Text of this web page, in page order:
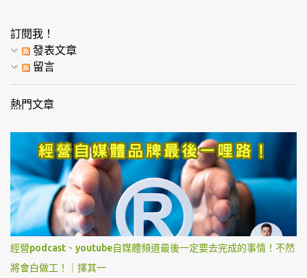
訂閱我！
發表文章
留言
熱門文章
經營podcast、youtube自媒體頻道最後一定要去完成的事情！不然
將會白做工！｜擇其一